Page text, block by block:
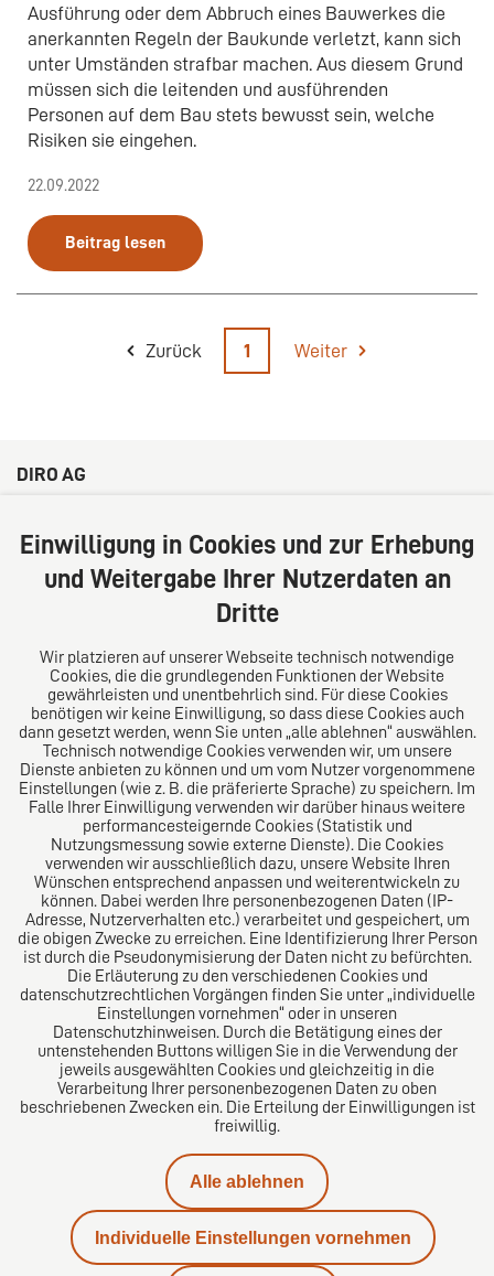
Ausführung oder dem Abbruch eines Bauwerkes die
anerkannten Regeln der Baukunde verletzt, kann sich
unter Umständen strafbar machen. Aus diesem Grund
müssen sich die leitenden und ausführenden
Personen auf dem Bau stets bewusst sein, welche
Risiken sie eingehen.
22.09.2022
Beitrag lesen
Zurück 1 Weiter
DIRO AG
20354 Hamburg
Deutschland
Tel: +49 (0) 40 41352231
Über uns
Das Kanzlei-Vertrauensnetzwerk. Aus Europa für die
Welt. Für den erfolgreichen Mittelstand.
Folgen Sie uns auf
Das europäische Kanzlei-Netzwerk
Datenschutz
Einwilligung in Cookies und zur Erhebung
und Weitergabe Ihrer Nutzerdaten an
Dritte
Wir platzieren auf unserer Webseite technisch notwendige
Cookies, die die grundlegenden Funktionen der Website
gewährleisten und unentbehrlich sind. Für diese Cookies
benötigen wir keine Einwilligung, so dass diese Cookies auch
dann gesetzt werden, wenn Sie unten „alle ablehnen“ auswählen.
Technisch notwendige Cookies verwenden wir, um unsere
Dienste anbieten zu können und um vom Nutzer vorgenommene
Einstellungen (wie z. B. die präferierte Sprache) zu speichern. Im
Falle Ihrer Einwilligung verwenden wir darüber hinaus weitere
performancesteigernde Cookies (Statistik und
Nutzungsmessung sowie externe Dienste). Die Cookies
verwenden wir ausschließlich dazu, unsere Website Ihren
Wünschen entsprechend anpassen und weiterentwickeln zu
können. Dabei werden Ihre personenbezogenen Daten (IP-
Adresse, Nutzerverhalten etc.) verarbeitet und gespeichert, um
die obigen Zwecke zu erreichen. Eine Identifizierung Ihrer Person
ist durch die Pseudonymisierung der Daten nicht zu befürchten.
Die Erläuterung zu den verschiedenen Cookies und
datenschutzrechtlichen Vorgängen finden Sie unter „individuelle
Einstellungen vornehmen“ oder in unseren
Datenschutzhinweisen. Durch die Betätigung eines der
untenstehenden Buttons willigen Sie in die Verwendung der
jeweils ausgewählten Cookies und gleichzeitig in die
Verarbeitung Ihrer personenbezogenen Daten zu oben
beschriebenen Zwecken ein. Die Erteilung der Einwilligungen ist
freiwillig.
Alle ablehnen
Individuelle Einstellungen vornehmen